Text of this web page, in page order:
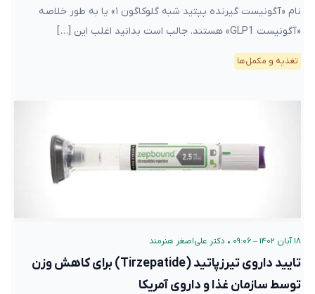
نام «آگونیست گیرنده پپتید شبه گلوکاگون ۱» یا به طور خلاصه
«آگونیست GLP1» هستند. جالب است بدانید اغلب این […]
تغذیه و مکمل‌ها
۱۸ آبان ۱۴۰۲ – ۰۹:۰۶ • دکتر علی‌اصغر هنرمند
تایید داروی تیرزپاتید (Tirzepatide) برای کاهش وزن
توسط سازمان غذا و داروی آمریکا